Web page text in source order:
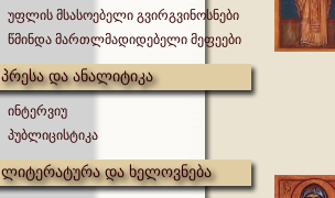
უფლის მსასოებელი გვირგვინოსნები
წმინდა მართლმადიდებელი მეფეები
პრესა და ანალიტიკა
ინტერვიუ
პუბლიცისტიკა
ლიტერატურა და ხელოვნება